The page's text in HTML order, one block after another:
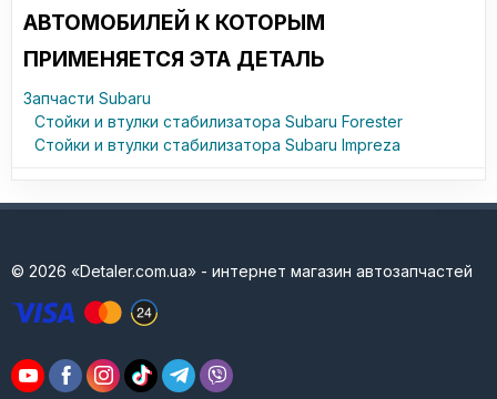
АВТОМОБИЛЕЙ К КОТОРЫМ
ПРИМЕНЯЕТСЯ ЭТА ДЕТАЛЬ
Запчасти Subaru
Стойки и втулки стабилизатора Subaru Forester
Стойки и втулки стабилизатора Subaru Impreza
© 2026 «Detaler.com.ua» - интернет магазин автозапчастей